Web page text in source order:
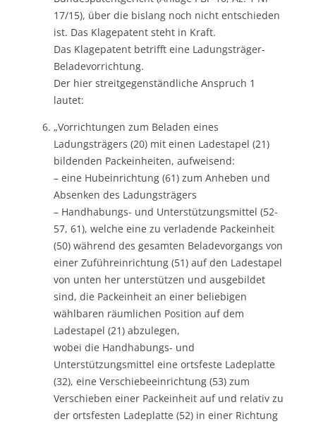
17/15), über die bislang noch nicht entschieden
ist. Das Klagepatent steht in Kraft.
Das Klagepatent betrifft eine Ladungsträger-
Beladevorrichtung.
Der hier streitgegenständliche Anspruch 1
lautet:
„Vorrichtungen zum Beladen eines
Ladungsträgers (20) mit einen Ladestapel (21)
bildenden Packeinheiten, aufweisend:
– eine Hubeinrichtung (61) zum Anheben und
Absenken des Ladungsträgers
– Handhabungs- und Unterstützungsmittel (52-
57, 61), welche eine zu verladende Packeinheit
(50) während des gesamten Beladevorgangs von
einer Zuführeinrichtung (51) auf den Ladestapel
von unten her unterstützen und ausgebildet
sind, die Packeinheit an einer beliebigen
wählbaren räumlichen Position auf dem
Ladestapel (21) abzulegen,
wobei die Handhabungs- und
Unterstützungsmittel eine ortsfeste Ladeplatte
(32), eine Verschiebeeinrichtung (53) zum
Verschieben einer Packeinheit auf und relativ zu
der ortsfesten Ladeplatte (52) in einer Richtung